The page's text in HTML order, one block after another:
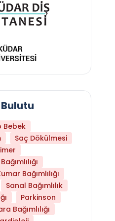
Yaptırmanız
Bebek
Saç Dökülmesi
Bağımlılığı
Sanal Bağımlılık
Parkinson
Bağımlılığı